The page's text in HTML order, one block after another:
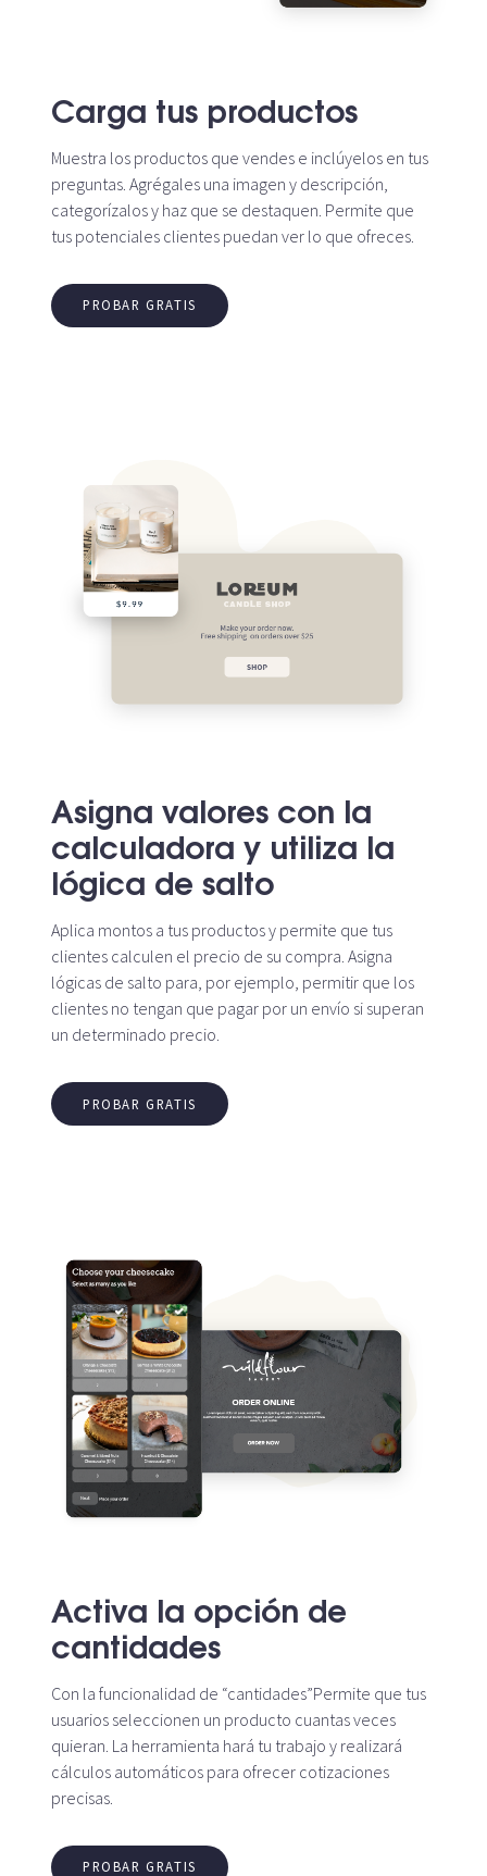
Carga tus productos
Muestra los productos que vendes e inclúyelos en tus
preguntas. Agrégales una imagen y descripción,
categorízalos y haz que se destaquen. Permite que
tus potenciales clientes puedan ver lo que ofreces.
PROBAR GRATIS
Asigna valores con la
calculadora y utiliza la
lógica de salto
Aplica montos a tus productos y permite que tus
clientes calculen el precio de su compra. Asigna
lógicas de salto para, por ejemplo, permitir que los
clientes no tengan que pagar por un envío si superan
un determinado precio.
PROBAR GRATIS
Activa la opción de
cantidades
Con la funcionalidad de “cantidades”Permite que tus
usuarios seleccionen un producto cuantas veces
quieran. La herramienta hará tu trabajo y realizará
cálculos automáticos para ofrecer cotizaciones
precisas.
PROBAR GRATIS